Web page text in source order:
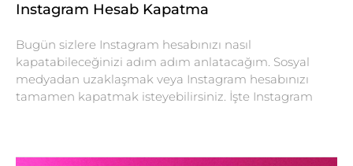
Instagram Hesab Kapatma
Bugün sizlere Instagram hesabınızı nasıl
kapatabileceğinizi adım adım anlatacağım. Sosyal
medyadan uzaklaşmak veya Instagram hesabınızı
tamamen kapatmak isteyebilirsiniz. İşte Instagram